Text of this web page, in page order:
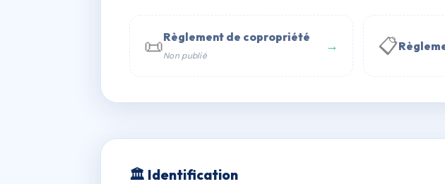
📞 Contacter Syndic Digital 💬 WhatsApp
📜Règlement de copropriété
Non publié
→ 📋
AG9214297
🏛 Identification